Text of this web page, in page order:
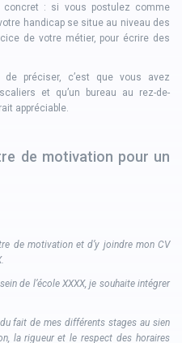
concret : si vous postulez comme
handicap se situe au niveau des
de votre métier, pour écrire des
préciser, c’est que vous avez
et qu’un bureau au rez-de-
appréciable.
de motivation pour un
de motivation et d’y joindre mon CV
de l’école XXXX, je souhaite intégrer
fait de mes différents stages au sien
la rigueur et le respect des horaires